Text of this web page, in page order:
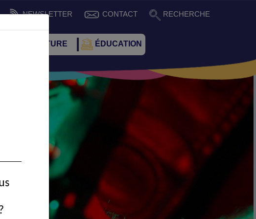
NEWSLETTER CONTACT RECHERCHE
ET CULTURE ÉDUCATION